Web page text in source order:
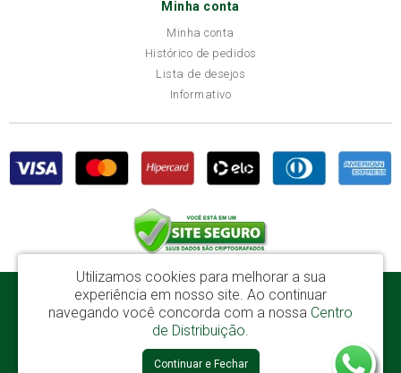
Minha conta
Minha conta
Histórico de pedidos
Lista de desejos
Informativo
Disba Móveis Salvador Ltda - CNPJ: 52.081.184/0001-65
Av. Cardeal Avelar Brandão Villela, 2696 - Mata Escura - Salvador / BA - CEP:
41219-600
Disba © 2026
Utilizamos cookies para melhorar a sua
experiência em nosso site. Ao continuar
navegando você concorda com a nossa Centro
de Distribuição.
Continuar e Fechar